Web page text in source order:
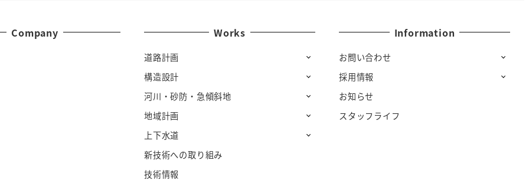
Company Works
道路計画
構造設計
河川・砂防・急傾斜地
地域計画
上下水道
新技術への取り組み
技術情報
Information
お問い合わせ
採用情報
お知らせ
スタッフライフ